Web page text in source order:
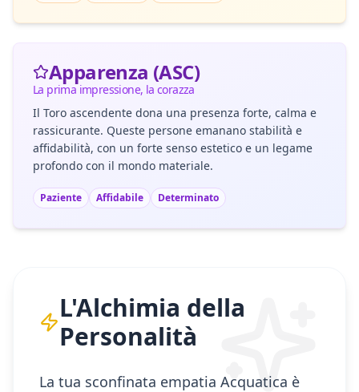
Apparenza (ASC)
La prima impressione, la corazza
Il Toro ascendente dona una presenza forte, calma e
rassicurante. Queste persone emanano stabilità e
affidabilità, con un forte senso estetico e un legame
profondo con il mondo materiale.
Paziente Affidabile Determinato
L'Alchimia della
Personalità
La tua sconfinata empatia Acquatica è